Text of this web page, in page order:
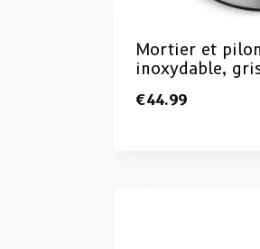
Mortier et
inoxydable,
€44.99